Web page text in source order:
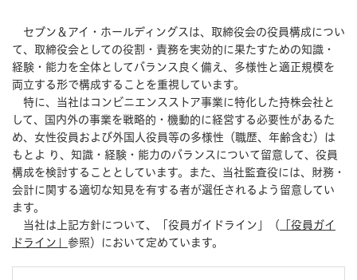
セブン＆アイ・ホールディングスは、取締役会の役員構成につい
て、取締役会としての役割・責務を実効的に果たすための知識・
経験・能⼒を全体としてバランス良く備え、多様性と適正規模を
両⽴する形で構成することを重視しています。
特に、当社はコンビニエンスストア事業に特化した持株会社と
して、国内外の事業を戦略的・機動的に経営する必要性があるた
め、女性役員および外国人役員等の多様性（職歴、年齢含む）は
もとよ り、知識・経験・能⼒のバランスについて留意して、役員
構成を検討することとしています。また、当社監査役には、財務・
会計に関する適切な知⾒を有する者が選任されるよう留意してい
ます。
当社は上記方針について、「役員ガイドライン」（ 「役員ガイ
ドライン」 参照）において定めています。